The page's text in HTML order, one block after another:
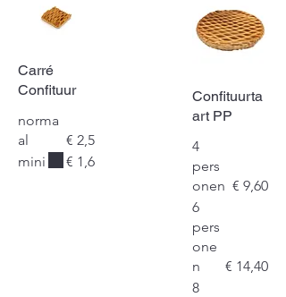
Carré
Confituur
norma
al
€ 2,5
mini
€ 1,6
Confituurta
art PP
4
pers
onen € 9,60
6
pers
one
n
€ 14,40
8